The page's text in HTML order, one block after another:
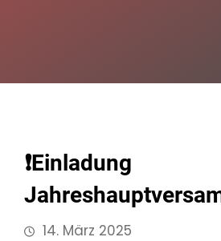
❗️Einladung
14. März 2025